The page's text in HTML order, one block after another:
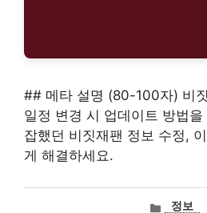
## 메타 설명 (80-100자) 비
일정 변경 시 업데이트 방법
잡했던 비짓재팬 정보 수정,
게 해결하세요.
카정보